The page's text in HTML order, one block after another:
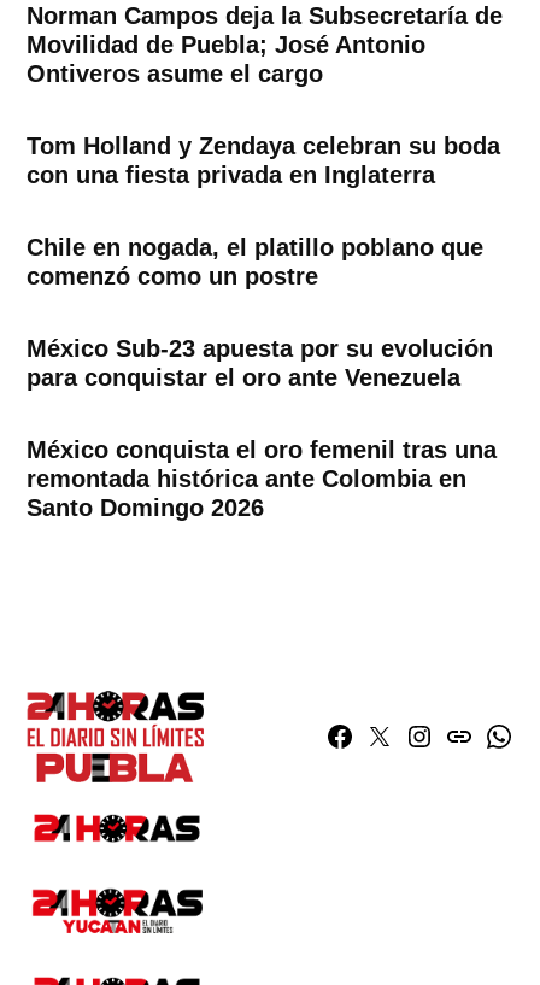
Norman Campos deja la Subsecretaría de
Movilidad de Puebla; José Antonio
Ontiveros asume el cargo
Tom Holland y Zendaya celebran su boda
con una fiesta privada en Inglaterra
Chile en nogada, el platillo poblano que
comenzó como un postre
México Sub-23 apuesta por su evolución
para conquistar el oro ante Venezuela
México conquista el oro femenil tras una
remontada histórica ante Colombia en
Santo Domingo 2026
Facebook
TwitterInstagram
issuu